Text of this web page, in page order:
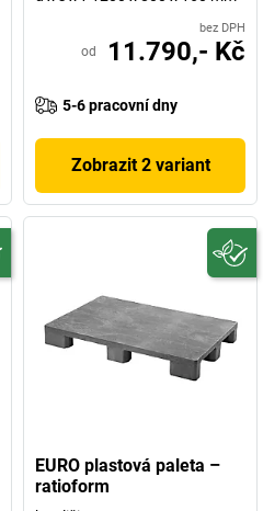
bez DPH
od 11.790,- Kč
5-6 pracovní dny
Zobrazit 2 variant
EURO plastová paleta –
ratioform